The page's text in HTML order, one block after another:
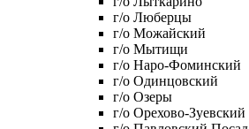
г/о Люберцы
г/о Можайский
г/о Мытищи
г/о Наро-Фоминский
г/о Одинцовский
г/о Озеры
г/о Орехово-Зуевский